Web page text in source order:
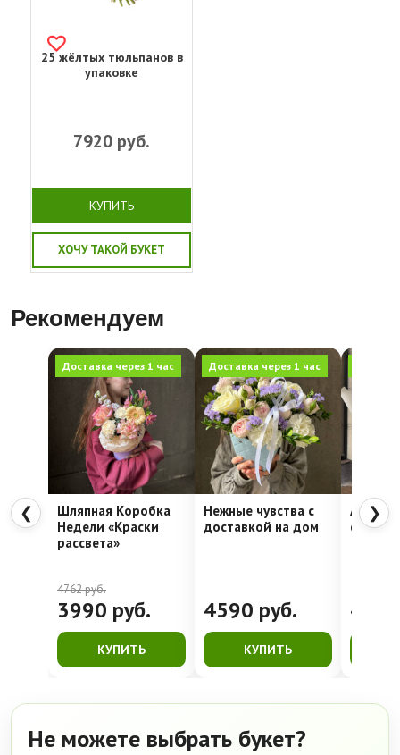
25 жёлтых тюльпанов в
упаковке
7920 руб.
КУПИТЬ
ХОЧУ ТАКОЙ БУКЕТ
Рекомендуем
❮
Доставка через 1 час
Шляпная Коробка
Недели «Краски
рассвета»
4762руб.
3990 руб.
КУПИТЬ
Доставка через 1 час
Нежные чувства с
доставкой на дом
4590 руб.
КУПИТЬ
Алое
❯
Не можете выбрать букет?